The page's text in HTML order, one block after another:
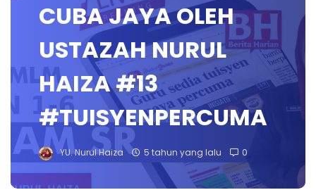
CUBA JAYA OLEH
USTAZAH NURUL
HAIZA #13
#TUISYENPERCUMA
YU. Nurul Haiza 5 tahun yang lalu 0